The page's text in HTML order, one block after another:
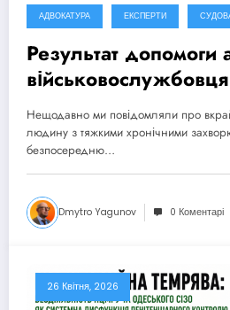
АДВОКАТУРА ЕКСПЕРТИ
Результат допомоги
направлено до
Нещодавно ми повідомляли про
людину з тяжкими хронічними
безпосередню…
Dmytro Yagunov 0 Коментарі
26 Квітня, 2026